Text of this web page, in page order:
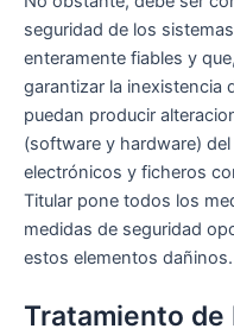
seguridad de los
enteramente fiables y
garantizar la inexistencia
puedan producir
(software y hardware)
electrónicos y ficheros
Titular pone todos los
medidas de seguridad
estos elementos dañinos.
Tratamiento de